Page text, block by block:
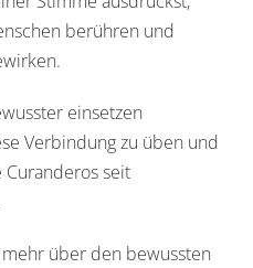
berühren und
einsetzen
Verbindung zu üben und
Curanderos seit
über den bewussten